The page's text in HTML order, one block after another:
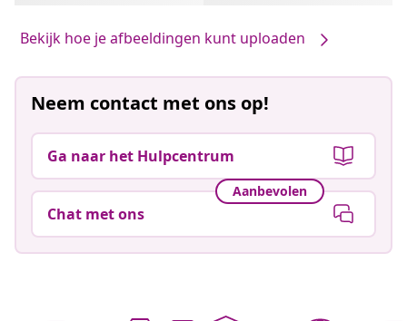
Bekijk hoe je afbeeldingen kunt uploaden
Neem contact met ons op!
Ga naar het Hulpcentrum
Aanbevolen
Chat met ons